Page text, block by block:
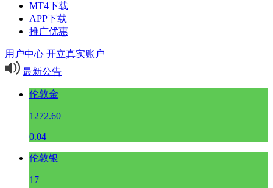
MT4下载
APP下载
推广优惠
用户中心 开立真实账户
最新公告
伦敦金
1272.60
0.04
伦敦银
17